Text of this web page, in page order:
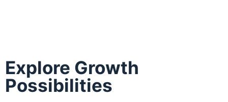
Explore Growth
Possibilities